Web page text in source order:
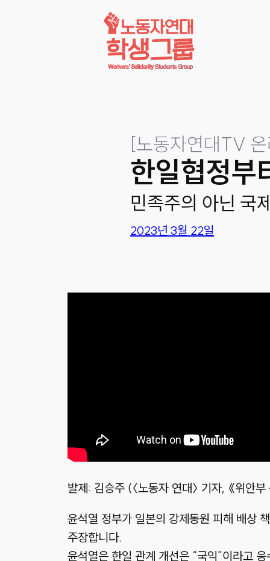
[노동자연대TV
한일협정부
민족주의 아닌 국
2023년 3월 22일
발제: 김승주 (〈노동자 연대〉 기자, 《위안
윤석열 정부가 일본의 강제동원 피해 배상
주장합니다.
윤석열은 한일 관계 개선은 “국익”이라고